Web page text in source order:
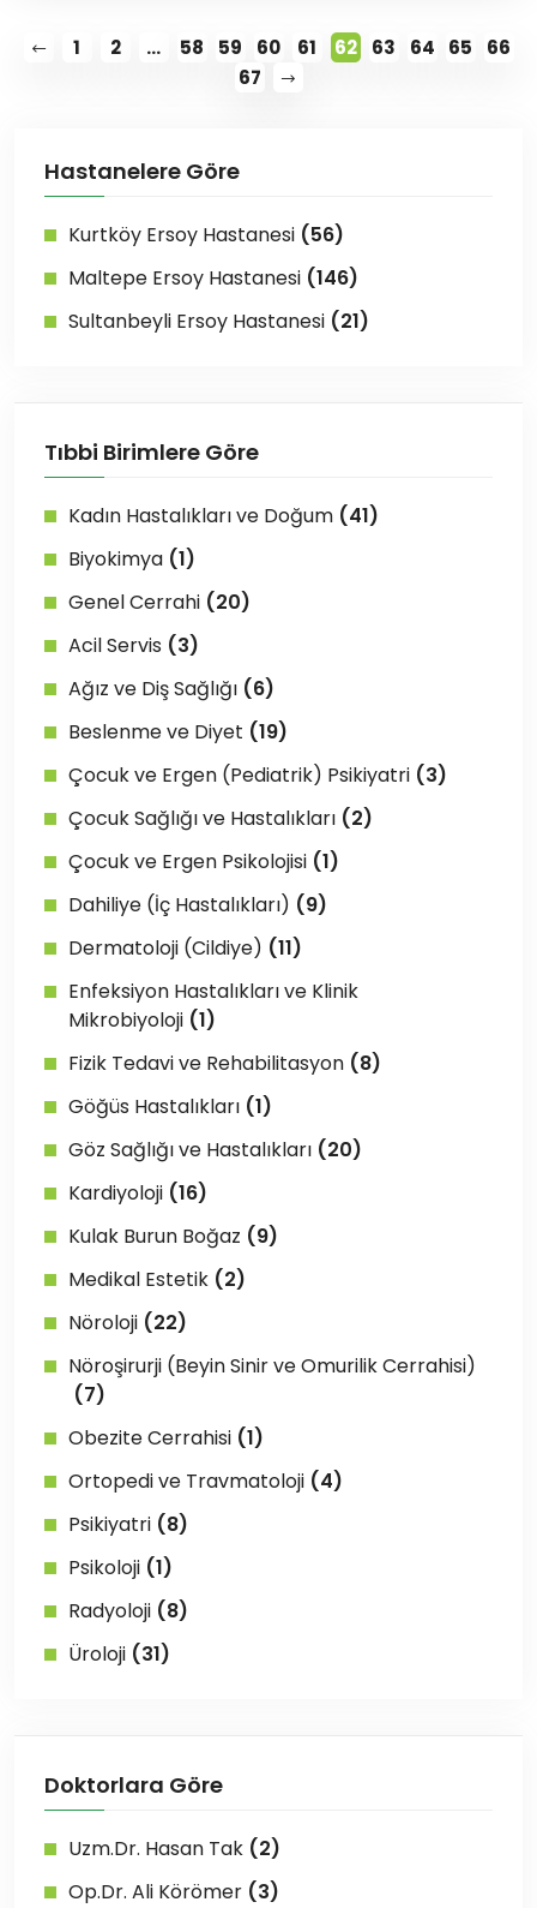
1 2 ... 58 59 60 61 62 63 64 65
66
67
Hastanelere Göre
Kurtköy Ersoy Hastanesi (56)
Maltepe Ersoy Hastanesi (146)
Sultanbeyli Ersoy Hastanesi (21)
Tıbbi Birimlere Göre
Kadın Hastalıkları ve Doğum (41)
Biyokimya (1)
Genel Cerrahi (20)
Acil Servis (3)
Ağız ve Diş Sağlığı (6)
Beslenme ve Diyet (19)
Çocuk ve Ergen (Pediatrik) Psikiyatri (3)
Çocuk Sağlığı ve Hastalıkları (2)
Çocuk ve Ergen Psikolojisi (1)
Dahiliye (İç Hastalıkları) (9)
Dermatoloji (Cildiye) (11)
Enfeksiyon Hastalıkları ve Klinik
Mikrobiyoloji (1)
Fizik Tedavi ve Rehabilitasyon (8)
Göğüs Hastalıkları (1)
Göz Sağlığı ve Hastalıkları (20)
Kardiyoloji (16)
Kulak Burun Boğaz (9)
Medikal Estetik (2)
Nöroloji (22)
Nöroşirurji (Beyin Sinir ve Omurilik Cerrahisi)
(7)
Obezite Cerrahisi (1)
Ortopedi ve Travmatoloji (4)
Psikiyatri (8)
Psikoloji (1)
Radyoloji (8)
Üroloji (31)
Doktorlara Göre
Uzm.Dr. Hasan Tak (2)
Op.Dr. Ali Körömer (3)